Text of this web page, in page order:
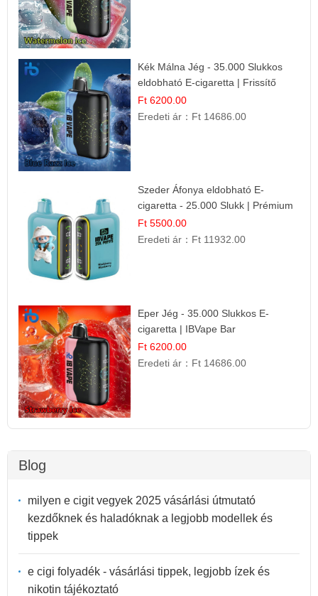
Kék Málna Jég - 35.000 Slukkos
eldobható E-cigaretta | Frissítő
Ízélmény
Ft 6200.00
Eredeti ár： Ft 14686.00
Szeder Áfonya eldobható E-
cigaretta - 25.000 Slukk | Prémium
Gyümölcs Íz
Ft 5500.00
Eredeti ár： Ft 11932.00
Eper Jég - 35.000 Slukkos E-
cigaretta | IBVape Bar
Ft 6200.00
Eredeti ár： Ft 14686.00
Blog
milyen e cigit vegyek 2025 vásárlási útmutató
kezdőknek és haladóknak a legjobb modellek és
tippek
e cigi folyadék - vásárlási tippek, legjobb ízek és
nikotin tájékoztató